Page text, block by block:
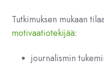
Tutkimuksen mukaan ti
motivaatiotekijää:
journalismin